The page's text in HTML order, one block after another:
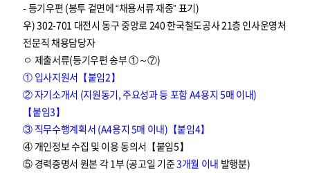
- 등기우편 (봉투 겉면에 “채용서류 재중” 표기)
우) 302-701 대전시 동구 중앙로 240 한국철도공사 21층 인사운영처
전문직 채용담당자
ㅇ 제출서류(등기우편 송부 ①～⑦)
① 입사지원서【붙임2】
② 자기소개서 (지원동기, 주요성과 등 포함 A4용지 5매 이내)
【붙임3】
③ 직무수행계획서 (A4용지 5매 이내)【붙임4】
④ 개인정보 수집 및 이용 동의서【붙임5】
⑤ 경력증명서 원본 각 1부 (공고일 기준3개월 이내 발행분)